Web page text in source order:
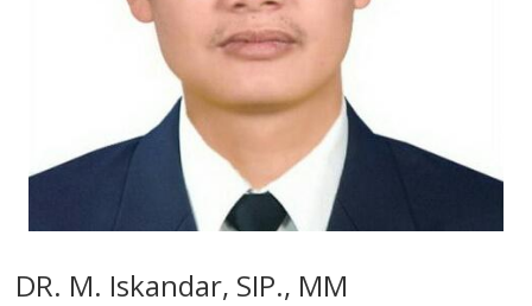
DR. M. Iskandar, SIP., MM